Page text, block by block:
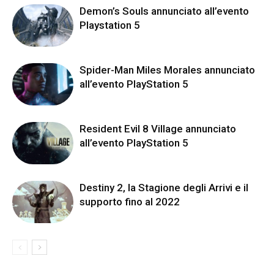
Demon’s Souls annunciato all’evento
Playstation 5
Spider-Man Miles Morales annunciato
all’evento PlayStation 5
Resident Evil 8 Village annunciato
all’evento PlayStation 5
Destiny 2, la Stagione degli Arrivi e il
supporto fino al 2022